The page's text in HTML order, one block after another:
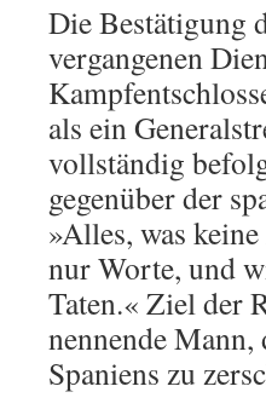
Die Bestätigung
vergangenen
als ein
vollständig
gegenüber der
»Alles, was
nur Worte, und
Taten.« Ziel der
nennende
Spaniens zu